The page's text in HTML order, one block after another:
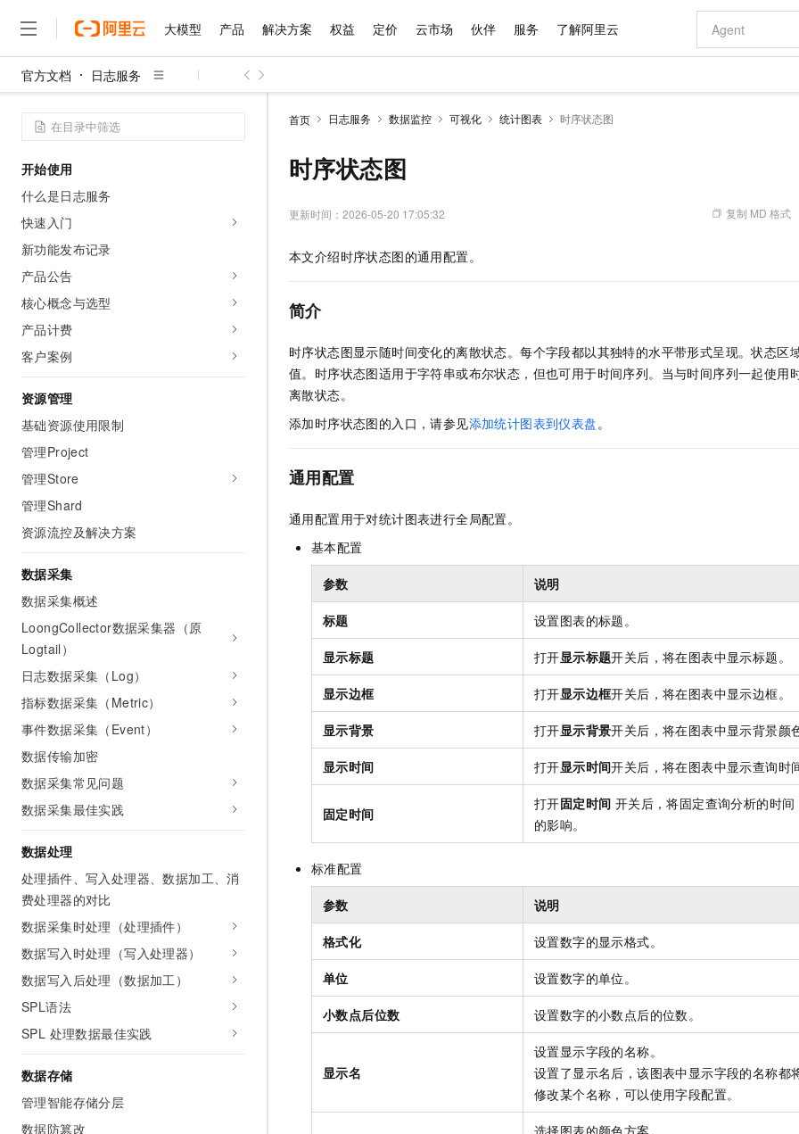
大模型 产品 解决方案 权益 定价 云市场 伙伴 服务 了解阿里云
官方文档 日志服务
开始使用
什么是日志服务
快速入门
新功能发布记录
产品公告
核心概念与选型
产品计费
客户案例
资源管理
基础资源使用限制
管理Project
管理Store
管理Shard
资源流控及解决方案
数据采集
数据采集概述
LoongCollector数据采集器（原
Logtail）
日志数据采集（Log）
指标数据采集（Metric）
事件数据采集（Event）
数据传输加密
数据采集常见问题
数据采集最佳实践
数据处理
处理插件、写入处理器、数据加工、消
费处理器的对比
数据采集时处理（处理插件）
数据写入时处理（写入处理器）
数据写入后处理（数据加工）
SPL语法
SPL 处理数据最佳实践
数据存储
管理智能存储分层
数据防篡改
首页 日志服务 数据监控 可视化 统计图表 时序状态图
时序状态图
更新时间： 2026-05-20 17:05:32 复制 MD 格式
本文介绍时序状态图的通用配置。
简介
时序状态图显示随时间变化的离散状态。每个字段都以其独特的水平带形式呈现。状态区
值。时序状态图适用于字符串或布尔状态，但也可用于时间序列。当与时间序列一起使用
离散状态。
添加时序状态图的入口，请参见添加统计图表到仪表盘。
通用配置
通用配置用于对统计图表进行全局配置。
基本配置
参数 说明
标题 设置图表的标题。
显示标题 打开显示标题开关后，将在图表中显示标题。
显示边框 打开显示边框开关后，将在图表中显示边框。
显示背景 打开显示背景开关后，将在图表中显示背景颜
显示时间 打开显示时间开关后，将在图表中显示查询时
固定时间
打开固定时间 开关后，将固定查询分析的时
的影响。
标准配置
参数 说明
格式化 设置数字的显示格式。
单位 设置数字的单位。
小数点后位数 设置数字的小数点后的位数。
显示名
设置显示字段的名称。
设置了显示名后，该图表中显示字段的名称都
修改某个名称，可以使用字段配置。
大模型
千问AI平台
能看、能想、能动手的多模态智能体模型
Qwen3-VL-Plus
旗舰 MoE 大模型，百万上下文与顶尖推理能力 图生视频，流
大模型服务
千问AI平台-Token Plan NEW
千问AI平台-模型体验
在线体验全尺寸、多种模态的模型效果
Happy 系列大模型
大模型服务平台百炼-应用模版
大模型服务平台百炼-智能体
灵活可视化地构建企业级 Agent
人工智能平台 PAI
万有无界
大模型解决方案
快速部署 Dify，高效搭建 AI 应用
10 分钟在聊天系统中增加一个 AI 助手
10分钟微调：让0.6B模型媲美235B模型
用1%尺寸在特定领域达到大模型90%以上效果
即刻拥有 DeepSeek-R1 满血版
多模态数据
超强辅助，
产品
精选产品
计算
容器
存储
安全
中间件
大数据计算
媒体服务
企业服务与云通信
域名与网站
终端用户计算
Serverless
迁移与运维管理
专有云
精选产品
大模型服务与应用平台
多元化、高性能、安全可靠的大模型服务
无影云电脑
随时随地安全接入的云上超级电脑
云解析DNS
云原生大数据计算服务 MaxCompute
面向分析的企业级SaaS模式云数据仓库
容器服务 Kubernetes 版 ACK
提供一站式管理容器应用的 K8s 服务
云防火墙
云原生的云上
解决方案
精选解决方案
互联网应用开发
大数据
网络
可观测
上云与迁云
企业出海
精选解决方案
企业级Agent产品，直接交付可用成果
HappyHorse 打造一站式影视创作平台
可视化编排打通从文字构思到成片全链路闭环
快速拥有专属 OpenClaw
轻松解锁专属
权益 普惠上云
云服务器38元/年起，超值低价云产品抢先购
推荐新用户得奖励，单订单最高返9万
云工开物
高校专属算力普惠，学生认证享300元代金券
免费试用
解决方案免费试用 新老同享
最高领取价值200元试用点，立即开启云上创新
AI 产品 免费试用
1亿+ 大模型 tokens 和 30+ 款产品免费体验
140+云产品 免费试用
产品新客免费试用，最长12个月
大模型ACA认证体验
助力企业全员 AI 认知与能力提升
AI 特惠
万小智 AI 建站低至 15元/月
送.CN域名，送备案服务码
Night Plan 支持 Qwen 3.8-Max
夜间 5 折，Qwen/Meoo/TokenPlan 客户专享
AI 场景体
从图文生成到
AI 短剧/漫剧
AI助力短剧漫
定价 产品定价
了解云产品的定价详情
云上成本管理
管理和优化成本
价格计算器
自助选配和估算价格
配置报价
云市场 精选商城
多端小程序
观测云
Tuya 物联网平台阿里云版
电子合同
畅捷通
Tableau 订阅
生态解决方案
行业生态解决方案
开发者生态解决方案
AI 开发和 AI 应用解决方案
数据与 API
快递物流查询
企业应用
OA 办公系统
400电话
广告营销
基础软件
WordPress
定制小程序
APP 开发
建站系统
伙伴 成为销售伙伴
咨询伙伴
销售伙伴合作计划
无影生态合作计划
Consulting Partner 合作计划
成为产品伙伴 产品伙伴
成为服务
服务 售前咨询
售后服务
自助服务
在线服务
短信专区
企业增值服务 阿里云认证
了解阿里云 为什么选择阿里云
技术领先
分析师报告
研究报告与白皮书
天池大赛
AI 算法大赛
云开发大赛
最佳实践 市场活动
高校合作